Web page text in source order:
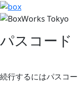
パスコード
続行するにはパスコ